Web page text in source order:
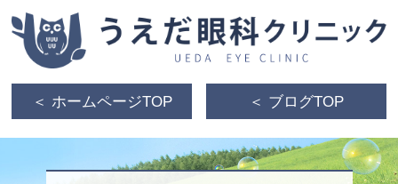
＜ ホームページTOP ＜ ブログTOP